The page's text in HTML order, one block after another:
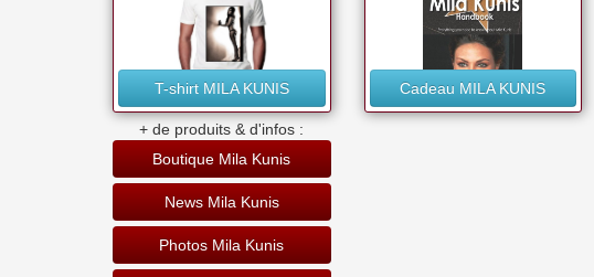
T-shirt MILA KUNIS Cadeau MILA KUNIS
+ de produits & d'infos :
Boutique Mila Kunis
News Mila Kunis
Photos Mila Kunis